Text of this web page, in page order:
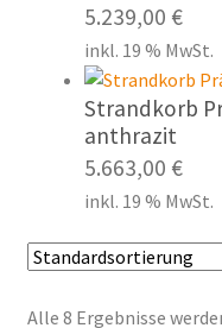
5.239,00 €
inkl. 19 % MwSt.
Strandkorb
anthrazit
5.663,00 €
inkl. 19 % MwSt.
Alle 8 Ergebnisse